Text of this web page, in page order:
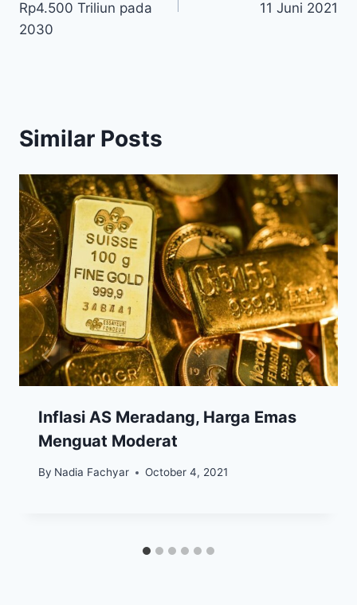
Rp4.500 Triliun pada
2030
11 Juni 2021
Similar Posts
Inflasi AS Meradang, Harga Emas
Menguat Moderat
By Nadia Fachyar October 4, 2021